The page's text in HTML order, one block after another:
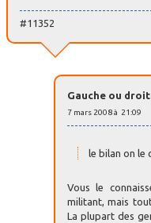
#11352
Gauche ou
7 mars 2008 à 21:09
le bilan on le
Vous le
militant, mais
La plupart des